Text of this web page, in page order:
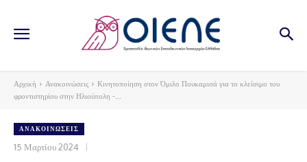
Αρχική Ανακοινώσεις
Κινητοποίηση στον Όμιλο Πουκαμισά για το κλείσιμο του
φροντιστηρίου στην Ηλιούπολη -...
ΑΝΑΚΟΙΝΏΣΕΙΣ
15 Μαρτίου 2024